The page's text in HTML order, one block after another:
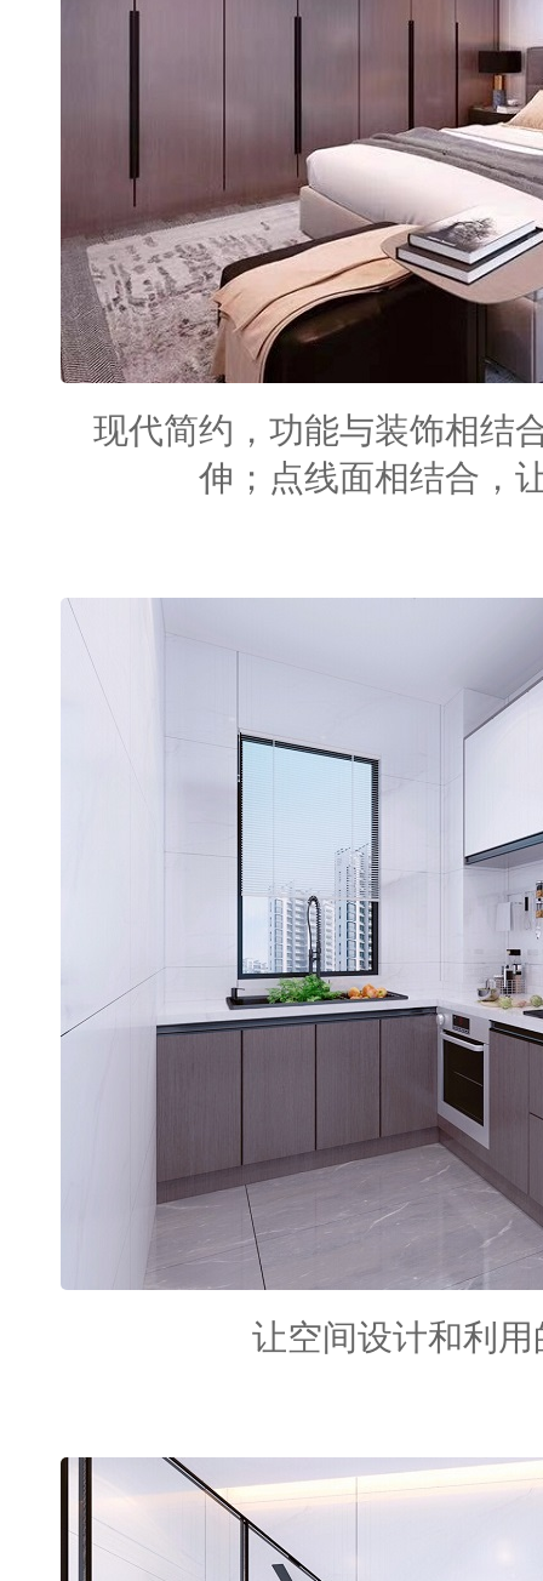
现代简约，功能与装饰相结
伸；点线面相结合，
让空间设计和利